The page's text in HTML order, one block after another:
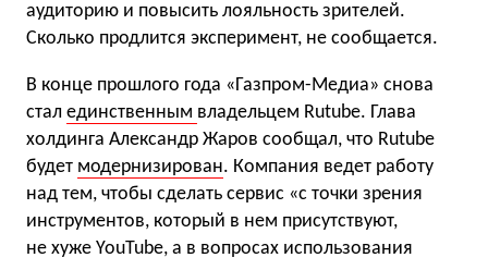
аудиторию и повысить лояльность зрителей.
Сколько продлится эксперимент, не сообщается.
В конце прошлого года «Газпром-Медиа» снова
стал единственным владельцем Rutube. Глава
холдинга Александр Жаров сообщал, что Rutube
будет модернизирован. Компания ведет работу
над тем, чтобы сделать сервис «с точки зрения
инструментов, который в нем присутствуют,
не хуже YouTube, а в вопросах использования